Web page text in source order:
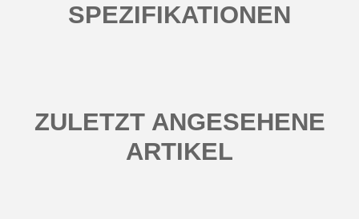
SPEZIFIKATIONEN
ZULETZT ANGESEHENE
ARTIKEL